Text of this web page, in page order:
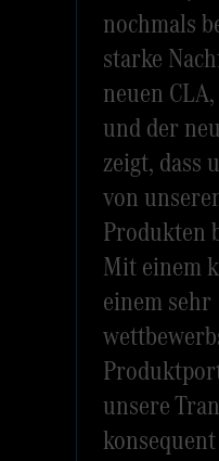
nochmals
starke
neuen
und der
zeigt, dass
von
Produkten
Mit einem
einem sehr
unsere